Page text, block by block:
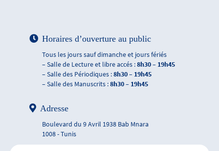
Horaires d’ouverture au public
Tous les jours sauf dimanche et jours fériés
– Salle de Lecture et libre accés :8h30 – 19h45
– Salle des Périodiques :8h30 – 19h45
– Salle des Manuscrits :8h30 – 19h45
Adresse
Boulevard du 9 Avril 1938 Bab Mnara
1008 - Tunis